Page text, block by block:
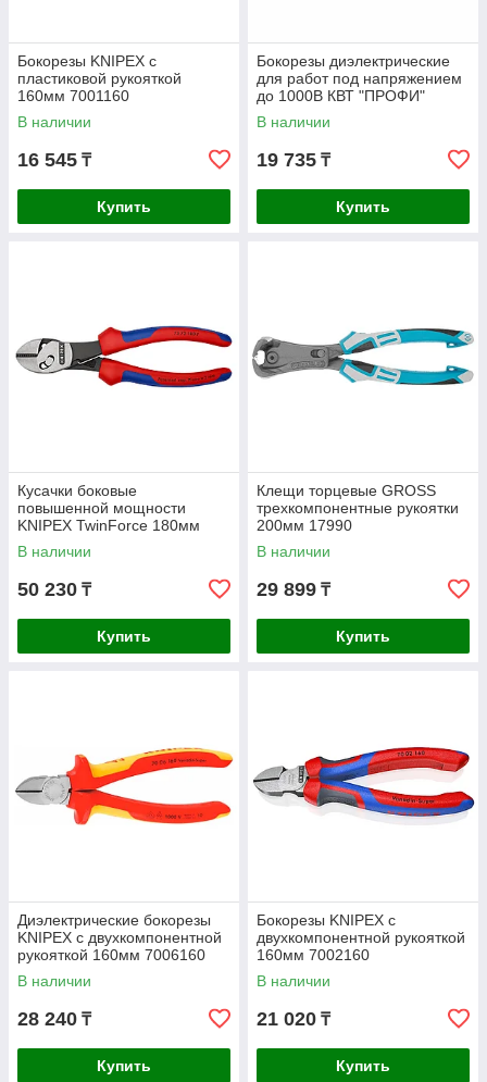
Бокорезы KNIPEX с
пластиковой рукояткой
160мм 7001160
В наличии
16 545 ₸
Купить
Бокорезы ​диэлектрические
для работ под напряжением
до 1000В КВТ "ПРОФИ"
180мм 67360
В наличии
19 735 ₸
Купить
Кусачки боковые
повышенной мощности
KNIPEX TwinForce 180мм
7372180F
В наличии
50 230 ₸
Купить
Клещи торцевые GROSS
трехкомпонентные рукоятки
200мм 17990
В наличии
29 899 ₸
Купить
Диэлектрические бокорезы
KNIPEX с двухкомпонентной
рукояткой 160мм 7006160
В наличии
28 240 ₸
Купить
Бокорезы KNIPEX с
двухкомпонентной рукояткой
160мм 7002160
В наличии
21 020 ₸
Купить